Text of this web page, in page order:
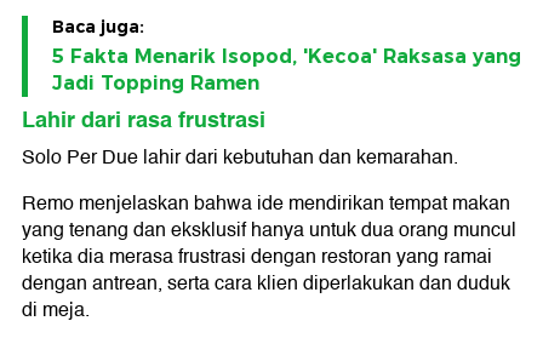
Baca juga:
5 Fakta Menarik Isopod, 'Kecoa' Raksasa yang
Jadi Topping Ramen
Lahir dari rasa frustrasi
Solo Per Due lahir dari kebutuhan dan kemarahan.
Remo menjelaskan bahwa ide mendirikan tempat makan
yang tenang dan eksklusif hanya untuk dua orang muncul
ketika dia merasa frustrasi dengan restoran yang ramai
dengan antrean, serta cara klien diperlakukan dan duduk
di meja.